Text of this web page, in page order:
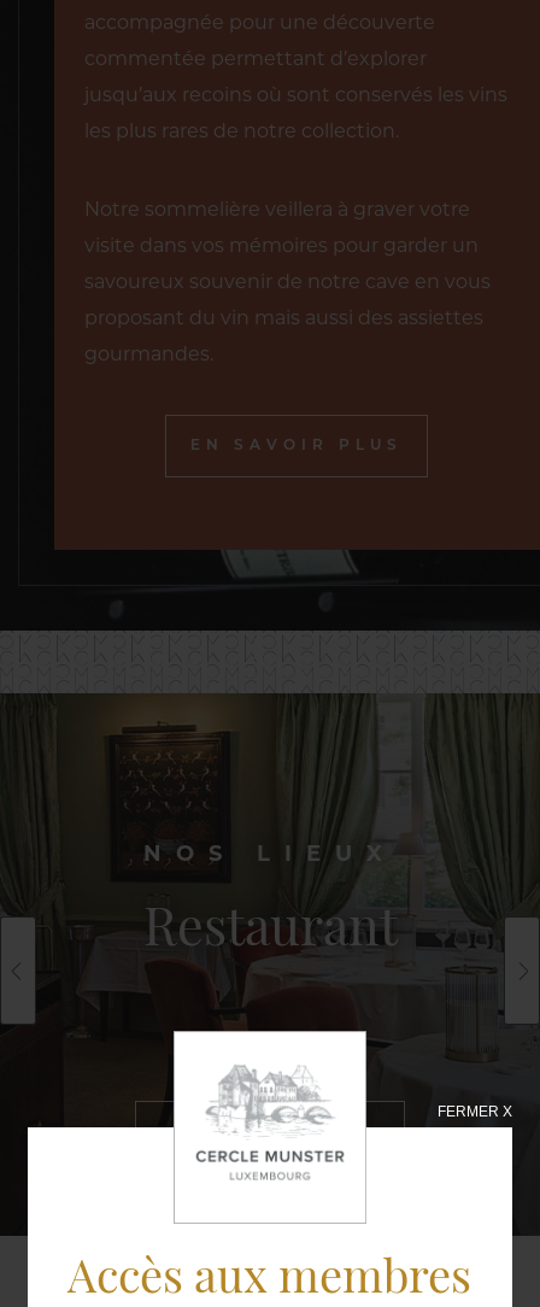
Accès aux membres
FERMER X
accompagnée pour une découverte
commentée permettant d’explorer
jusqu’aux recoins où sont conservés les vins
les plus rares de notre collection.
Notre sommelière veillera à graver votre
visite dans vos mémoires pour garder un
savoureux souvenir de notre cave en vous
proposant du vin mais aussi des assiettes
gourmandes.
EN SAVOIR PLUS
NOS LIEUX
Restaurant
EN SAVOIR
PLUS